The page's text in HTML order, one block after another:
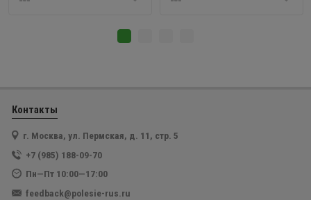
Контакты
г. Москва, ул. Пермская, д. 11, стр. 5
+7 (985) 188-09-70
Пн—Пт 10:00—17:00
feedback@polesie-rus.ru